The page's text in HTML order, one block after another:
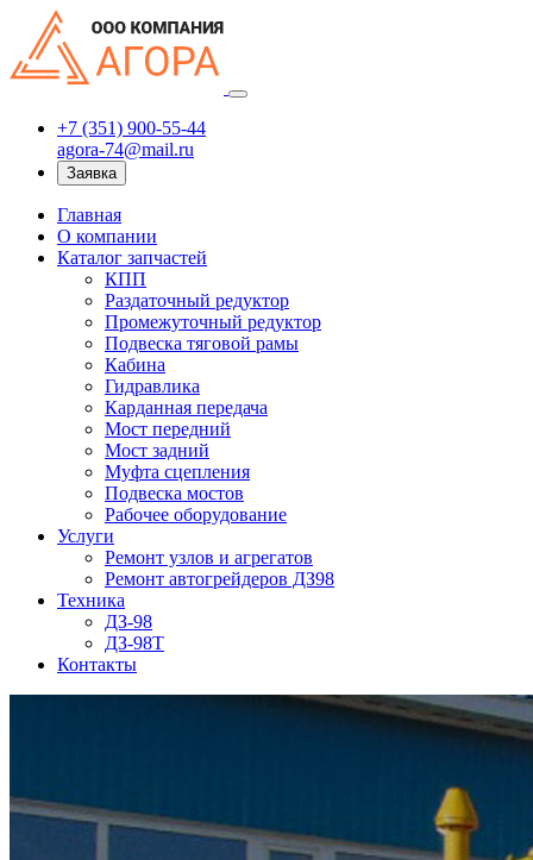
+7 (351) 900-55-44
agora-74@mail.ru
Заявка
Главная
О компании
Каталог запчастей
КПП
Раздаточный редуктор
Промежуточный редуктор
Подвеска тяговой рамы
Кабина
Гидравлика
Карданная передача
Мост передний
Мост задний
Муфта сцепления
Подвеска мостов
Рабочее оборудование
Услуги
Ремонт узлов и агрегатов
Ремонт автогрейдеров ДЗ98
Техника
ДЗ-98
ДЗ-98Т
Контакты